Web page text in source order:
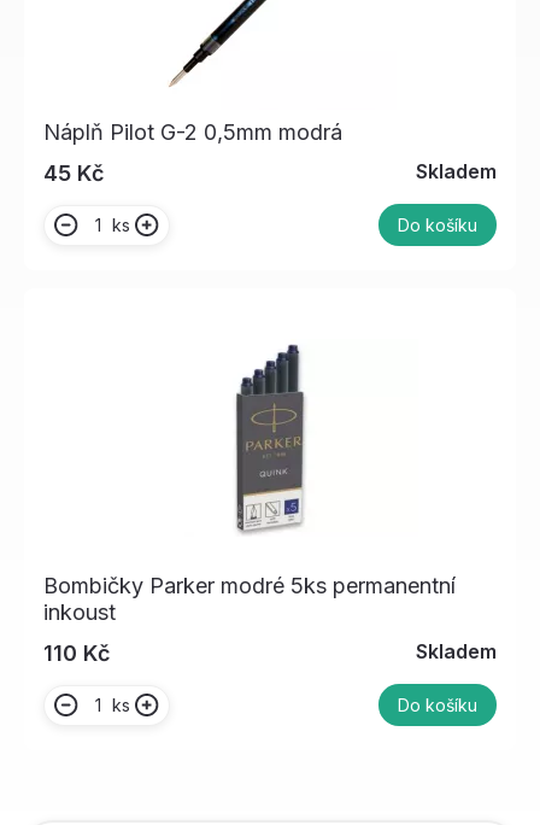
Náplň Pilot G-2 0,5mm modrá
45 Kč
Skladem
ks Do košíku
Bombičky Parker modré 5ks permanentní
inkoust
110 Kč
Skladem
ks Do košíku